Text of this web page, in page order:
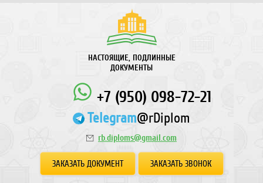
НАСТОЯЩИЕ, ПОДЛИННЫЕ
ДОКУМЕНТЫ
+7 (950) 098-72-21
Telegram@rDiplom
rb.diploms@gmail.com
ЗАКАЗАТЬ ДОКУМЕНТ ЗАКАЗАТЬ ЗВОНОК